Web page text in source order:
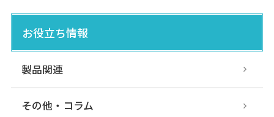
お役立ち情報
製品関連
その他・コラム